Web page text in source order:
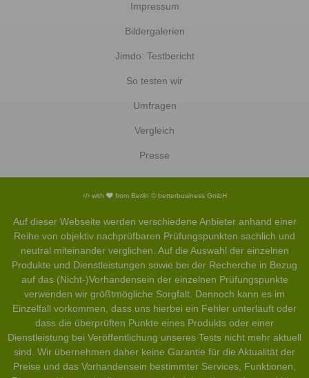
Impressum
Bildergalerien
Jimdo: Testbericht
So testen wir
Umfragen
Vergleich
Presse
with from Berlin © betterbusiness GmbH
Auf dieser Webseite werden verschiedene Anbieter anhand einer
Reihe von objektiv nachprüfbaren Prüfungspunkten sachlich und
neutral miteinander verglichen. Auf die Auswahl der einzelnen
Produkte und Dienstleistungen sowie bei der Recherche in Bezug
auf das (Nicht-)Vorhandensein der einzelnen Prüfungspunkte
verwenden wir größtmögliche Sorgfalt. Dennoch kann es im
Einzelfall vorkommen, dass uns hierbei ein Fehler unterläuft oder
dass die überprüften Punkte eines Produkts oder einer
Dienstleistung bei Veröffentlichung unseres Tests nicht mehr aktuell
sind. Wir übernehmen daher keine Garantie für die Aktualität der
Preise und das Vorhandensein bestimmter Services, Funktionen,